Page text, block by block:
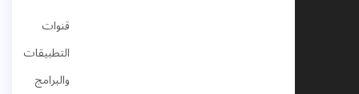
قنوات
التطبيقات
والبرامج